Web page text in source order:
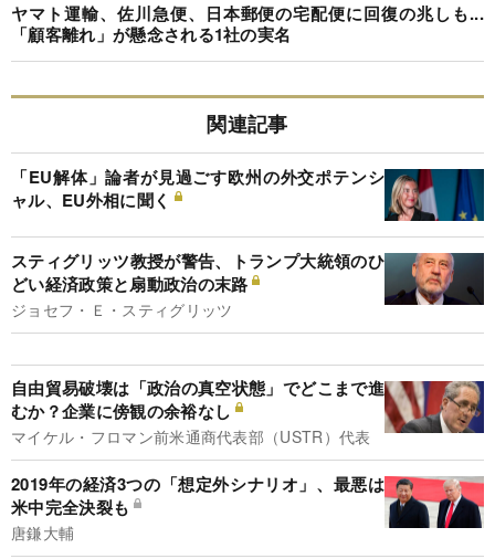
ヤマト運輸、佐川急便、日本郵便の宅配便に回復の兆しも...
「顧客離れ」が懸念される1社の実名
関連記事
「EU解体」論者が見過ごす欧州の外交ポテンシ
ャル、EU外相に聞く
スティグリッツ教授が警告、トランプ大統領のひ
どい経済政策と扇動政治の末路
ジョセフ・Ｅ・スティグリッツ
自由貿易破壊は「政治の真空状態」でどこまで進
むか？企業に傍観の余裕なし
マイケル・フロマン前米通商代表部（USTR）代表
2019年の経済3つの「想定外シナリオ」、最悪は
米中完全決裂も
唐鎌大輔